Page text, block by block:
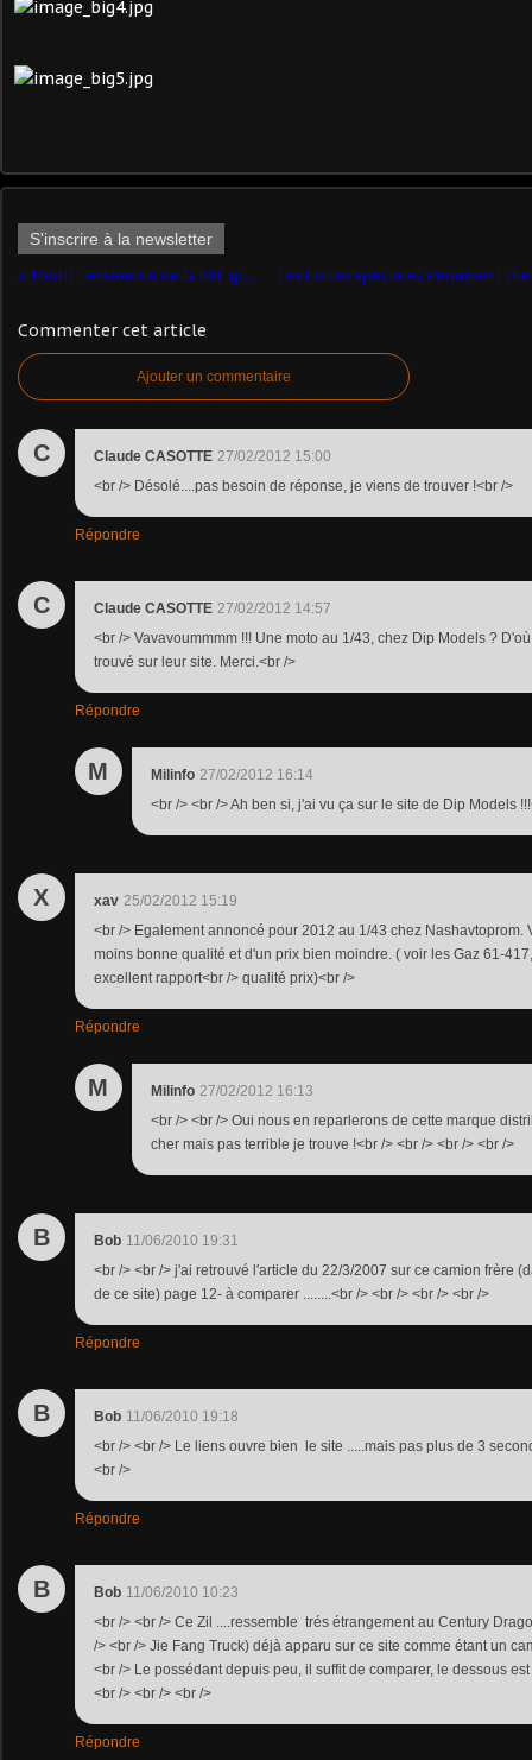
S'inscrire à la newsletter
Modif : ensemble de la RAF (par Jean-Pierre C.)
Commenter cet article
Ajouter un commentaire
C Claude CASOTTE 27/02/2012 15:00
<br /> Désolé....pas besoin de réponse, je viens de trouver !<br />
Répondre
C Claude CASOTTE 27/02/2012 14:57
<br /> Vavavoummmm !!! Une moto au 1/43, chez Dip Models ?
trouvé sur leur site. Merci.<br />
Répondre
M Milinfo 27/02/2012 16:14
<br /> <br /> Ah ben si, j'ai vu ça sur le site de Dip Models
X xav 25/02/2012 15:19
<br /> Egalement annoncé pour 2012 au 1/43 chez Nashavtoprom.
moins bonne qualité et d'un prix bien moindre. ( voir les Gaz 61-
excellent rapport<br /> qualité prix)<br />
Répondre
M Milinfo 27/02/2012 16:13
<br /> <br /> Oui nous en reparlerons de cette marque
cher mais pas terrible je trouve !<br /> <br /> <br /> <br />
B Bob 11/06/2010 19:31
<br /> <br /> j'ai retrouvé l'article du 22/3/2007 sur ce camion frère
de ce site) page 12- à comparer ........<br /> <br /> <br /> <br />
Répondre
B Bob 11/06/2010 19:18
<br /> <br /> Le liens ouvre bien le site .....mais pas plus de 3
<br />
Répondre
B Bob 11/06/2010 10:23
<br /> <br /> Ce Zil ....ressemble trés étrangement au Century
/> <br /> Jie Fang Truck) déjà apparu sur ce site comme étant un
<br /> Le possédant depuis peu, il suffit de comparer, le dessous
<br /> <br /> <br />
Répondre